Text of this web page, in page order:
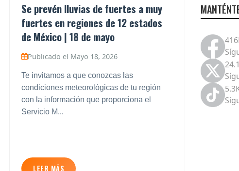
Se prevén lluvias de fuertes a muy
fuertes en regiones de 12 estados
de México | 18 de mayo
Publicado el Mayo 18, 2026
Te invitamos a que conozcas las
condiciones meteorológicas de tu región
con la información que proporciona el
Servicio M...
LEER MÁS